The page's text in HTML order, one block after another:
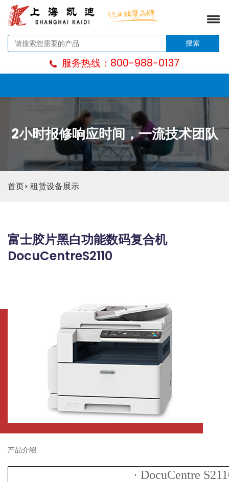
搜索
服务热线：800-988-0137
2小时报修响应时间，一流技术团队
首页> 租赁设备展示
富士胶片黑白功能数码复合机
DocuCentreS2110
产品介绍
· DocuCentre